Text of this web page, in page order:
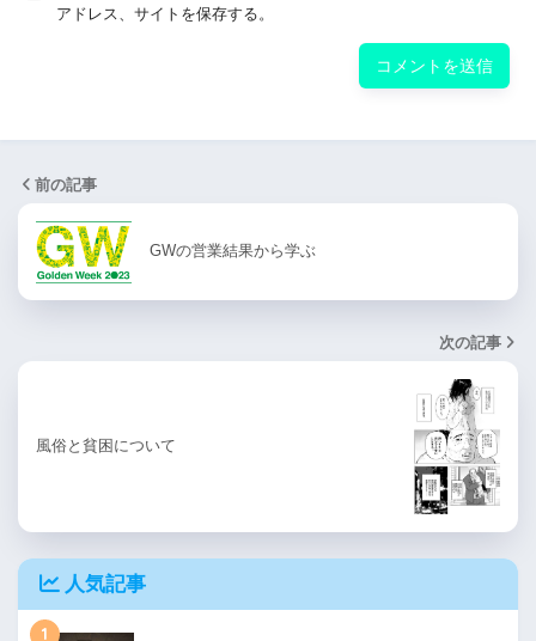
アドレス、サイトを保存する。
前の記事
GWの営業結果から学ぶ
次の記事
風俗と貧困について
人気記事
1